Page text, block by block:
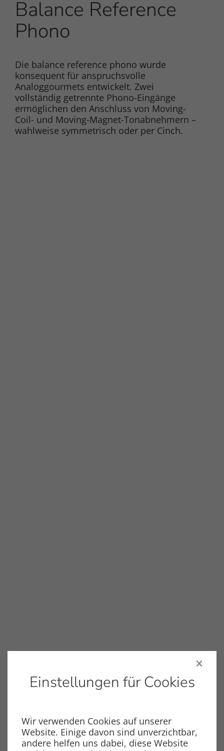
Balance Reference
Phono
Die balance reference phono wurde
konsequent für anspruchsvolle
Analoggourmets entwickelt. Zwei
vollständig getrennte Phono-Eingänge
ermöglichen den Anschluss von Moving-
Coil- und Moving-Magnet-Tonabnehmern –
wahlweise symmetrisch oder per Cinch.
Abschnitt für Icons und Features
Vorstufe
Ca. 2.9 kg
Einstellungen für Cookies
Wir verwenden Cookies auf unserer
Website. Einige davon sind unverzichtbar,
andere helfen uns dabei, diese Website